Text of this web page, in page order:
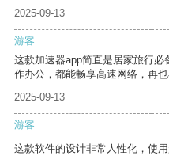
2025-09-13
游客
这款加速器app简直是居家旅行
作办公，都能畅享高速网络，再也
2025-09-13
游客
这款软件的设计非常人性化，使用